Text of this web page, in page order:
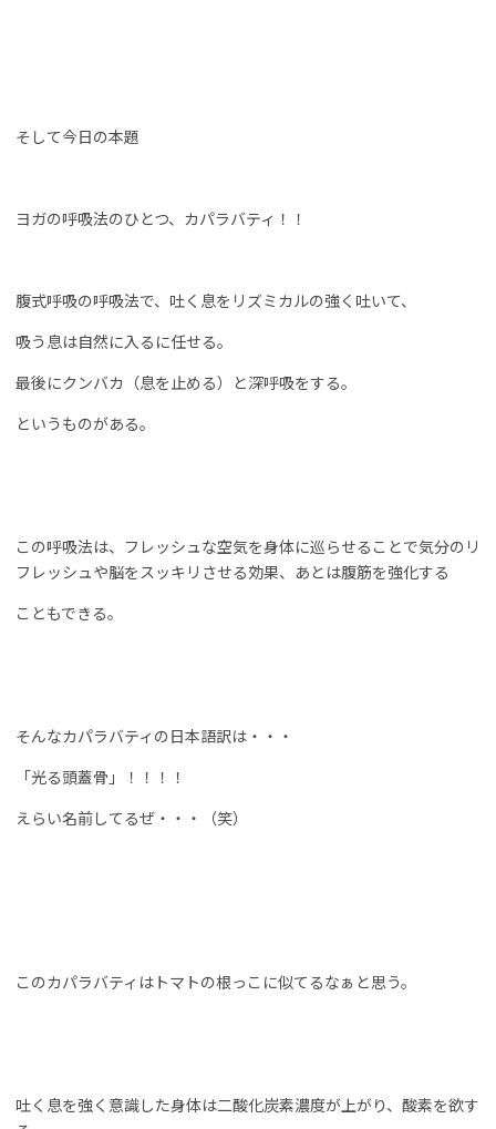
そして今日の本題
ヨガの呼吸法のひとつ、カパラバティ！！
腹式呼吸の呼吸法で、吐く息をリズミカルの強く吐いて、
吸う息は自然に入るに任せる。
最後にクンバカ（息を止める）と深呼吸をする。
というものがある。
この呼吸法は、フレッシュな空気を身体に巡らせることで気分のリ
フレッシュや脳をスッキリさせる効果、あとは腹筋を強化する
こともできる。
そんなカパラバティの日本語訳は・・・
「光る頭蓋骨」！！！！
えらい名前してるぜ・・・（笑）
このカパラバティはトマトの根っこに似てるなぁと思う。
吐く息を強く意識した身体は二酸化炭素濃度が上がり、酸素を欲す